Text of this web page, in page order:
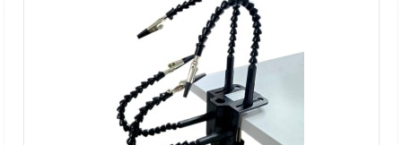
Prekių Pristatymas 4-7 D.d.
Įdėti į krepšelį
Pridėti prie pageidavimų sąrašo